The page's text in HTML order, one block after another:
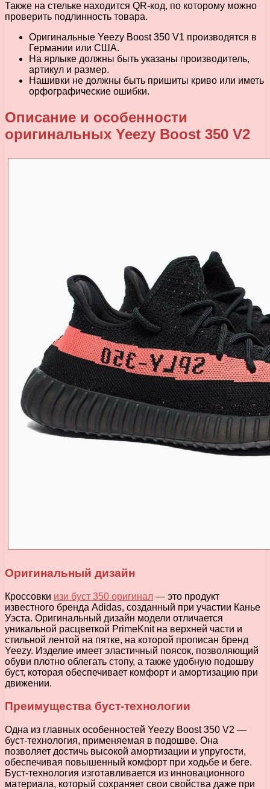
Также на стельке находится QR-код, по которому можно
проверить подлинность товара.
Оригинальные Yeezy Boost 350 V1 производятся в
Германии или США.
На ярлыке должны быть указаны производитель,
артикул и размер.
Нашивки не должны быть пришиты криво или иметь
орфографические ошибки.
Описание и особенности
оригинальных Yeezy Boost 350 V2
Оригинальный дизайн
Кроссовки изи буст 350 оригинал — это продукт
известного бренда Adidas, созданный при участии Канье
Уэста. Оригинальный дизайн модели отличается
уникальной расцветкой PrimeKnit на верхней части и
стильной лентой на пятке, на которой прописан бренд
Yeezy. Изделие имеет эластичный поясок, позволяющий
обуви плотно облегать стопу, а также удобную подошву
буст, которая обеспечивает комфорт и амортизацию при
движении.
Преимущества буст-технологии
Одна из главных особенностей Yeezy Boost 350 V2 —
буст-технология, применяемая в подошве. Она
позволяет достичь высокой амортизации и упругости,
обеспечивая повышенный комфорт при ходьбе и беге.
Буст-технология изготавливается из инновационного
материала, который сохраняет свои свойства даже при